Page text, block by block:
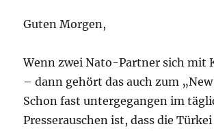
Guten Morgen,
Wenn zwei Nato-Partner sich mit
– dann gehört das auch zum
Schon fast untergegangen im
Presserauschen ist, dass die